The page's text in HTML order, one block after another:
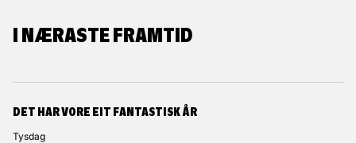
I NÆRASTE FRAMTID
DET HAR VORE EIT FANTASTISK ÅR
Tysdag